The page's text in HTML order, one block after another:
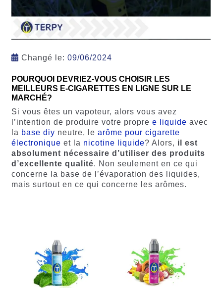
Changé le: 09/06/2024
POURQUOI DEVRIEZ-VOUS CHOISIR LES
MEILLEURS E-CIGARETTES EN LIGNE SUR LE
MARCHÉ?
Si vous êtes un vapoteur, alors vous avez
l’intention de produire votre propre e liquide avec
la base diy neutre, le arôme pour cigarette
électronique et la nicotine liquide? Alors, il est
absolument nécessaire d’utiliser des produits
d’excellente qualité. Non seulement en ce qui
concerne la base de l’évaporation des liquides,
mais surtout en ce qui concerne les arômes.